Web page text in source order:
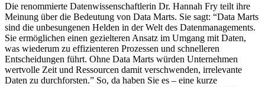
Die renommierte Datenwissenschaftlerin Dr. Hannah Fry teilt ihre
Meinung über die Bedeutung von Data Marts. Sie sagt: “Data Marts
sind die unbesungenen Helden in der Welt des Datenmanagements.
Sie ermöglichen einen gezielteren Ansatz im Umgang mit Daten,
was wiederum zu effizienteren Prozessen und schnelleren
Entscheidungen führt. Ohne Data Marts würden Unternehmen
wertvolle Zeit und Ressourcen damit verschwenden, irrelevante
Daten zu durchforsten.” So, da haben Sie es – eine kurze